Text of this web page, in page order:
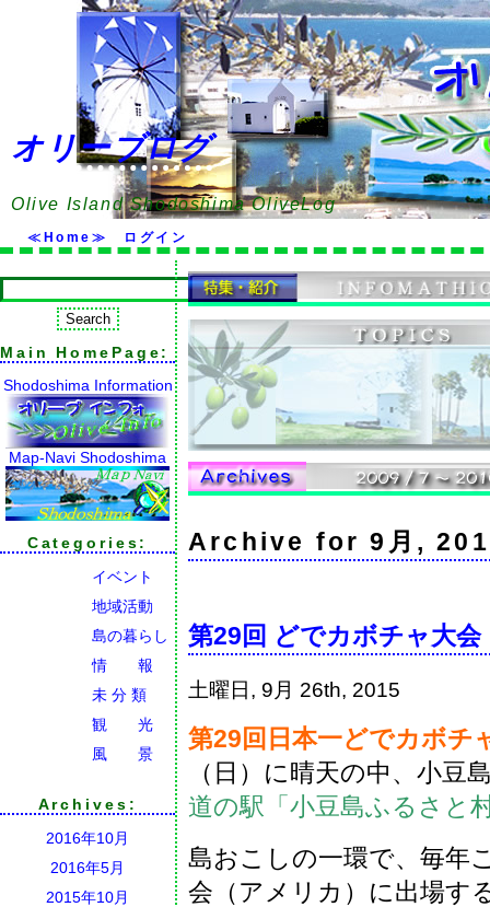
オリーブログ
Olive Island Shodoshima OliveLog
≪Home≫ ログイン
Main HomePage:
Shodoshima Information
Map-Navi Shodoshima
Categories:
イベント
地域活動
島の暮らし
情 報
未 分 類
観 光
風 景
Archives:
2016年10月
2016年5月
2015年10月
Archive for 9月,
第29回 どでカボチャ大会
土曜日, 9月 26th, 2015
第29回日本一どでカボチ
（日）に晴天の中、小豆
道の駅「小豆島ふるさと
島おこしの一環で、毎年
会（アメリカ）に出場す